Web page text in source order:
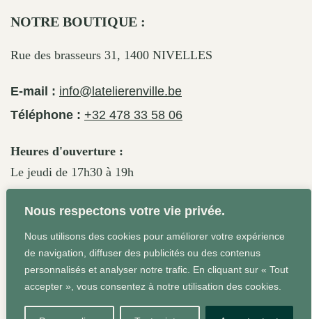
Nous respectons votre vie privée.
Nous utilisons des cookies pour améliorer votre expérience
de navigation, diffuser des publicités ou des contenus
personnalisés et analyser notre trafic. En cliquant sur « Tout
accepter », vous consentez à notre utilisation des cookies.
NOTRE BOUTIQUE :
Rue des brasseurs 31, 1400 NIVELLES
E-mail : info@latelierenville.be
Téléphone : +32 478 33 58 06
Heures d'ouverture :
Le jeudi de 17h30 à 19h
Le vendredi de 17h30 à 19h30
Le samedi de 11h30 à 19h
Conditions Générales
Site web réalisé par Agrum'ent -
Squeeze your brand!